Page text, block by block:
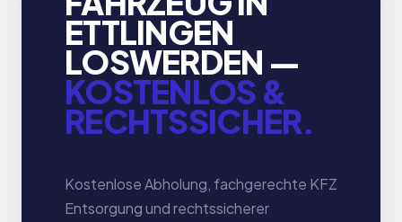
ETTLINGEN
LOSWERDEN —
KOSTENLOS &
RECHTSSICHER.
Kostenlose Abholung, fachgerechte KFZ
Entsorgung und rechtssicherer